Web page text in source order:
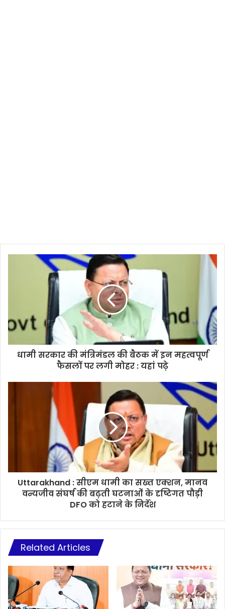
धामी सरकार की मंत्रिमंडल की बैठक में इन महत्वपूर्ण
फैसलों पर लगी मोहर : यहां पढ़े
Uttarakhand : सीएम धामी का सख्त एक्शन, मानव
वन्यजीव संघर्ष की बढ़ती घटनाओं के दृष्टिगत पौड़ी
DFO को हटाने के निर्देश
Related Articles